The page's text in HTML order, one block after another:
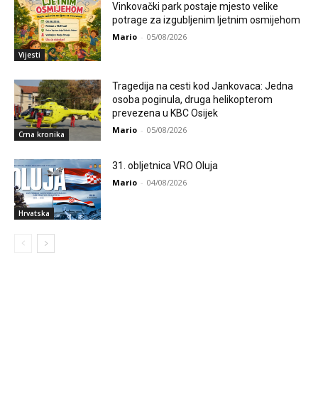
Vijesti
Vinkovački park postaje mjesto velike
potrage za izgubljenim ljetnim osmijehom
Mario - 05/08/2026
Crna kronika
Tragedija na cesti kod Jankovaca: Jedna
osoba poginula, druga helikopterom
prevezena u KBC Osijek
Mario - 05/08/2026
Hrvatska
31. obljetnica VRO Oluja
Mario - 04/08/2026